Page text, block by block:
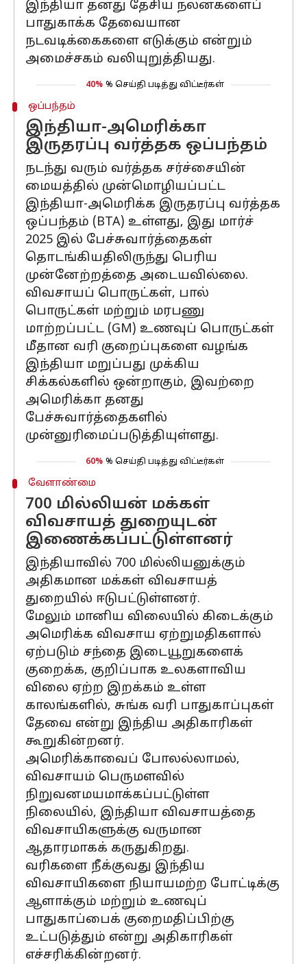
இந்தியா தனது தேசிய நலன்களைப்
பாதுகாக்க தேவையான
நடவடிக்கைகளை எடுக்கும் என்றும்
அமைச்சகம் வலியுறுத்தியது.
40% % செய்தி படித்து விட்டீர்கள்
ஒப்பந்தம்
இந்தியா-அமெரிக்கா
இருதரப்பு வர்த்தக ஒப்பந்தம்
நடந்து வரும் வர்த்தக சர்ச்சையின்
மையத்தில் முன்மொழியப்பட்ட
இந்தியா-அமெரிக்க இருதரப்பு வர்த்தக
ஒப்பந்தம் (BTA) உள்ளது, இது மார்ச்
2025 இல் பேச்சுவார்த்தைகள்
தொடங்கியதிலிருந்து பெரிய
முன்னேற்றத்தை அடையவில்லை.
விவசாயப் பொருட்கள், பால்
பொருட்கள் மற்றும் மரபணு
மாற்றப்பட்ட (GM) உணவுப் பொருட்கள்
மீதான வரி குறைப்புகளை வழங்க
இந்தியா மறுப்பது முக்கிய
சிக்கல்களில் ஒன்றாகும், இவற்றை
அமெரிக்கா தனது
பேச்சுவார்த்தைகளில்
முன்னுரிமைப்படுத்தியுள்ளது.
60% % செய்தி படித்து விட்டீர்கள்
வேளாண்மை
700 மில்லியன் மக்கள்
விவசாயத் துறையுடன்
இணைக்கப்பட்டுள்ளனர்
இந்தியாவில் 700 மில்லியனுக்கும்
அதிகமான மக்கள் விவசாயத்
துறையில் ஈடுபட்டுள்ளனர்.
மேலும் மானிய விலையில் கிடைக்கும்
அமெரிக்க விவசாய ஏற்றுமதிகளால்
ஏற்படும் சந்தை இடையூறுகளைக்
குறைக்க, குறிப்பாக உலகளாவிய
விலை ஏற்ற இறக்கம் உள்ள
காலங்களில், சுங்க வரி பாதுகாப்புகள்
தேவை என்று இந்திய அதிகாரிகள்
கூறுகின்றனர்.
அமெரிக்காவைப் போலல்லாமல்,
விவசாயம் பெருமளவில்
நிறுவனமயமாக்கப்பட்டுள்ள
நிலையில், இந்தியா விவசாயத்தை
விவசாயிகளுக்கு வருமான
ஆதாரமாகக் கருதுகிறது.
வரிகளை நீக்குவது இந்திய
விவசாயிகளை நியாயமற்ற போட்டிக்கு
ஆளாக்கும் மற்றும் உணவுப்
பாதுகாப்பைக் குறைமதிப்பிற்கு
உட்படுத்தும் என்று அதிகாரிகள்
எச்சரிக்கின்றனர்.